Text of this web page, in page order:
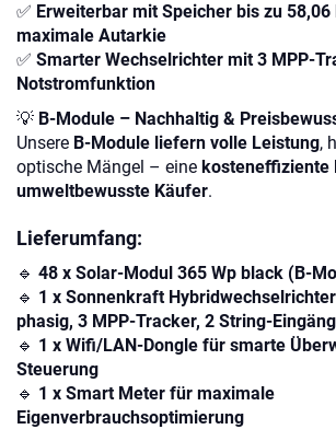
✅ Erweiterbar mit Speicher bis zu
maximale Autarkie
✅ Smarter Wechselrichter mit 3 MPP-
Notstromfunktion
💡 B-Module – Nachhaltig &
Unsere B-Module liefern volle Leistung,
optische Mängel – eine kosteneffiziente
umweltbewusste Käufer.
Lieferumfang:
🔹 48 x Solar-Modul 365 Wp black (B-
🔹 1 x Sonnenkraft
phasig, 3 MPP-Tracker, 2 String-
🔹 1 x Wifi/LAN-Dongle für smarte
Steuerung
🔹 1 x Smart Meter für maximale
Eigenverbrauchsoptimierung